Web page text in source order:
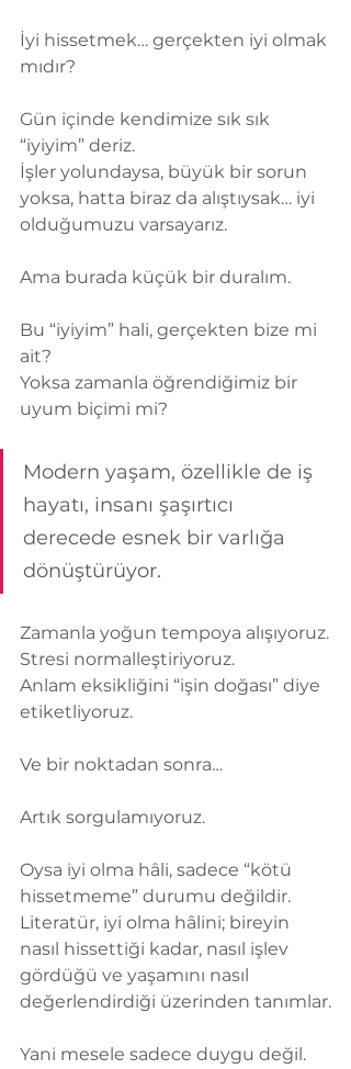
İyi hissetmek… gerçekten iyi olmak
mıdır?
Gün içinde kendimize sık sık
“iyiyim” deriz.
İşler yolundaysa, büyük bir sorun
yoksa, hatta biraz da alıştıysak… iyi
olduğumuzu varsayarız.
Ama burada küçük bir duralım.
Bu “iyiyim” hali, gerçekten bize mi
ait?
Yoksa zamanla öğrendiğimiz bir
uyum biçimi mi?
Modern yaşam, özellikle de iş
hayatı, insanı şaşırtıcı
derecede esnek bir varlığa
dönüştürüyor.
Zamanla yoğun tempoya alışıyoruz.
Stresi normalleştiriyoruz.
Anlam eksikliğini “işin doğası” diye
etiketliyoruz.
Ve bir noktadan sonra…
Artık sorgulamıyoruz.
Oysa iyi olma hâli, sadece “kötü
hissetmeme” durumu değildir.
Literatür, iyi olma hâlini; bireyin
nasıl hissettiği kadar, nasıl işlev
gördüğü ve yaşamını nasıl
değerlendirdiği üzerinden tanımlar.
Yani mesele sadece duygu değil.